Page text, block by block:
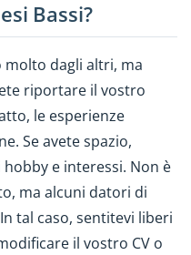
Bassi?
molto dagli altri, ma
riportare il vostro
le esperienze
Se avete spazio,
e interessi. Non è
ma alcuni datori di
tal caso, sentitevi liberi
il vostro CV o